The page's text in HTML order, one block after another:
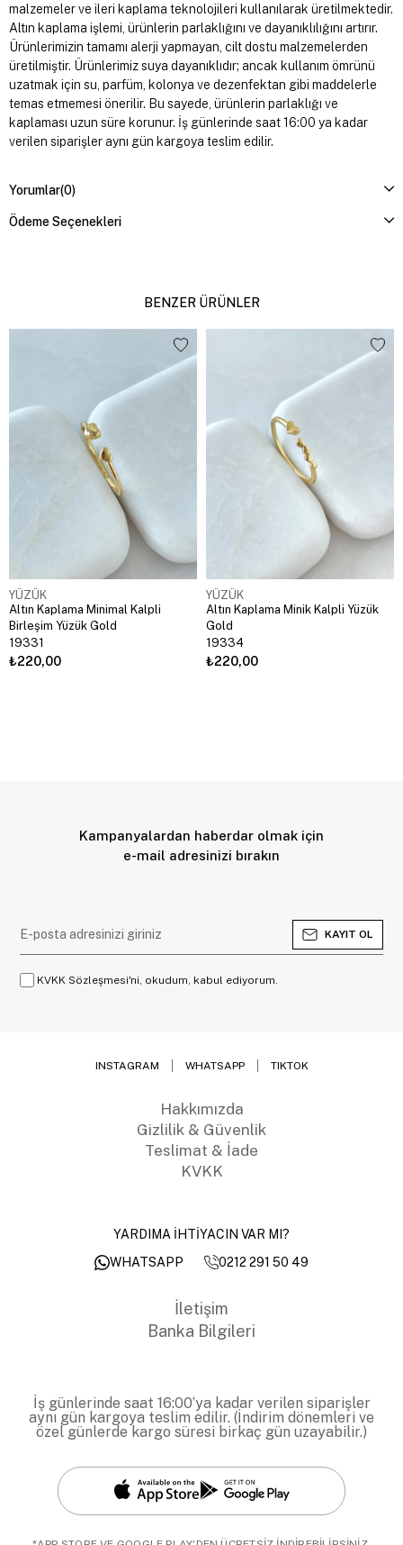
malzemeler ve ileri kaplama teknolojileri kullanılarak üretilmektedir.
Altın kaplama işlemi, ürünlerin parlaklığını ve dayanıklılığını artırır.
Ürünlerimizin tamamı alerji yapmayan, cilt dostu malzemelerden
üretilmiştir. Ürünlerimiz suya dayanıklıdır; ancak kullanım ömrünü
uzatmak için su, parfüm, kolonya ve dezenfektan gibi maddelerle
temas etmemesi önerilir. Bu sayede, ürünlerin parlaklığı ve
kaplaması uzun süre korunur. İş günlerinde saat 16:00 ya kadar
verilen siparişler aynı gün kargoya teslim edilir.
Yorumlar(0)
Ödeme Seçenekleri
BENZER ÜRÜNLER
YÜZÜK
Altın Kaplama Minimal Kalpli
Birleşim Yüzük Gold
19331
₺220,00
YÜZÜK
Altın Kaplama Minik Kalpli Yüzük
Gold
19334
₺220,00
Kampanyalardan haberdar olmak için
e-mail adresinizi bırakın
KAYIT OL
KVKK Sözleşmesi'ni, okudum, kabul ediyorum.
INSTAGRAM WHATSAPP TIKTOK
Hakkımızda
Gizlilik & Güvenlik
Teslimat & İade
KVKK
YARDIMA İHTİYACIN VAR MI?
WHATSAPP
0212 291 50 49
İletişim
Banka Bilgileri
İş günlerinde saat 16:00’ya kadar verilen siparişler
aynı gün kargoya teslim edilir. (İndirim dönemleri ve
özel günlerde kargo süresi birkaç gün uzayabilir.)